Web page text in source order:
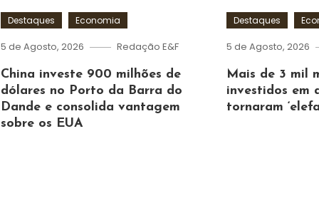
Destaques Economia
5 de Agosto, 2026 Redação E&F
China investe 900 milhões de
dólares no Porto da Barra do
Dande e consolida vantagem
sobre os EUA
Destaques
5 de Agosto, 2026
Mais de 3 mil
investidos em
tornaram